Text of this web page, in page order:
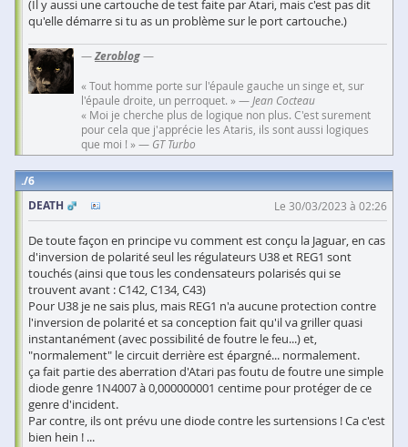
(Il y aussi une cartouche de test faite par Atari, mais c'est pas dit
qu'elle démarre si tu as un problème sur le port cartouche.)
—Zeroblog—
« Tout homme porte sur l'épaule gauche un singe et, sur
l'épaule droite, un perroquet. » —Jean Cocteau
« Moi je cherche plus de logique non plus. C'est surement
pour cela que j'apprécie les Ataris, ils sont aussi logiques
que moi ! » — GT Turbo
6
DEATH
Le 30/03/2023 à 02:26
De toute façon en principe vu comment est conçu la Jaguar, en cas
d'inversion de polarité seul les régulateurs U38 et REG1 sont
touchés (ainsi que tous les condensateurs polarisés qui se
trouvent avant : C142, C134, C43)
Pour U38 je ne sais plus, mais REG1 n'a aucune protection contre
l'inversion de polarité et sa conception fait qu'il va griller quasi
instantanément (avec possibilité de foutre le feu...) et,
"normalement" le circuit derrière est épargné... normalement.
ça fait partie des aberration d'Atari pas foutu de foutre une simple
diode genre 1N4007 à 0,000000001 centime pour protéger de ce
genre d'incident.
Par contre, ils ont prévu une diode contre les surtensions ! Ca c'est
bien hein ! ...